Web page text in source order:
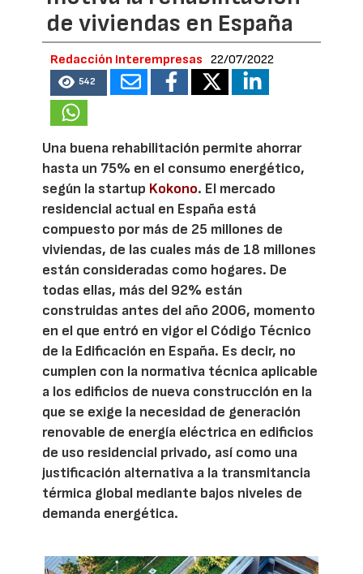
de viviendas en España
Redacción Interempresas 22/07/2022
542
Una buena rehabilitación permite ahorrar
hasta un 75% en el consumo energético,
según la startup Kokono. El mercado
residencial actual en España está
compuesto por más de 25 millones de
viviendas, de las cuales más de 18 millones
están consideradas como hogares. De
todas ellas, más del 92% están
construidas antes del año 2006, momento
en el que entró en vigor el Código Técnico
de la Edificación en España. Es decir, no
cumplen con la normativa técnica aplicable
a los edificios de nueva construcción en la
que se exige la necesidad de generación
renovable de energía eléctrica en edificios
de uso residencial privado, así como una
justificación alternativa a la transmitancia
térmica global mediante bajos niveles de
demanda energética.